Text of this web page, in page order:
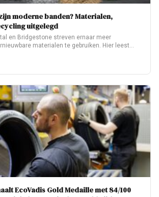
moderne banden? Materialen,
uitgelegd
en Bridgestone streven ernaar meer
materialen te gebruiken. Hier leest…
EcoVadis Gold Medaille met 84/100